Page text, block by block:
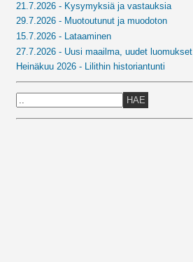
21.7.2026 - Kysymyksiä ja vastauksia
29.7.2026 - Muotoutunut ja muodoton
15.7.2026 - Lataaminen
27.7.2026 - Uusi maailma, uudet luomukset
Heinäkuu 2026 - Lilithin historiantunti
HAE